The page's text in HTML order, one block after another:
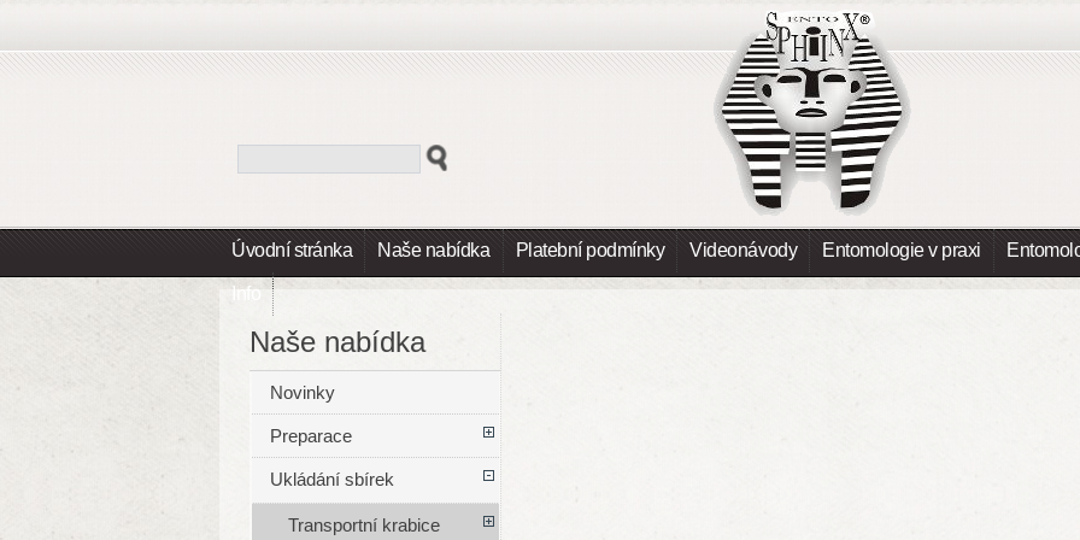
Úvodní stránka Naše nabídka Platební podmínky Videonávody Entomologie v praxi
Info
Naše nabídka
Novinky
Preparace
Ukládání sbírek
Transportní krabice